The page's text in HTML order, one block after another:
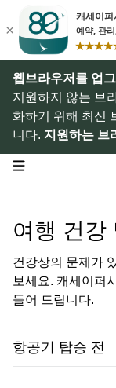
웹브라우저를 업
지원하지 않는 브
화하기 위해 최신
니다. 지원하는 브
open navigation menu
여행 건강
건강상의 문제가
보세요. 캐세이퍼
들어 드립니다.
항공기 탑승 전